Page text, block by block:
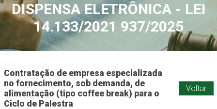
DISPENSA ELETRÔNICA - LEI
14.133/2021 937/2025
Contratação de empresa especializada
no fornecimento, sob demanda, de
alimentação (tipo coffee break) para o
Ciclo de Palestra
Voltar